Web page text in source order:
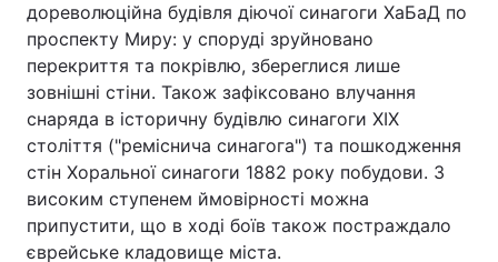
дореволюційна будівля діючої синагоги ХаБаД по
проспекту Миру: у споруді зруйновано
перекриття та покрівлю, збереглися лише
зовнішні стіни. Також зафіксовано влучання
снаряда в історичну будівлю синагоги XIX
століття ("реміснича синагога") та пошкодження
стін Хоральної синагоги 1882 року побудови. З
високим ступенем ймовірності можна
припустити, що в ході боїв також постраждало
єврейське кладовище міста.